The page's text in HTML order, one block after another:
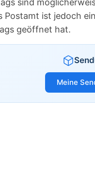
sind
Postamt ist jedoch
geöffnet hat.
Meine